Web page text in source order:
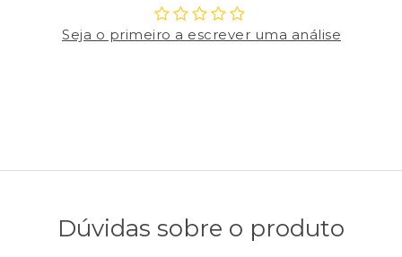
Seja o primeiro a escrever uma análise
Dúvidas sobre o produto